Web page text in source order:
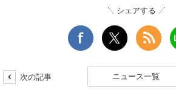
シェアする
次の記事 ニュース一覧